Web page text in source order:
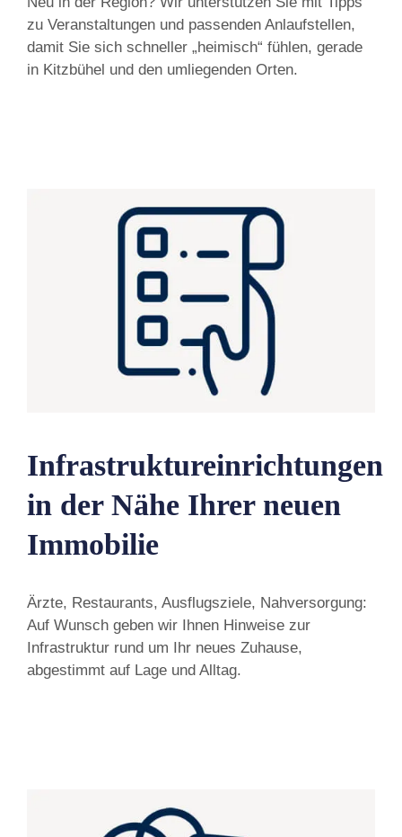
zu Veranstaltungen und passenden Anlaufstellen,
damit Sie sich schneller „heimisch“ fühlen, gerade
in Kitzbühel und den umliegenden Orten.
Infrastruktureinrichtungen
in der Nähe Ihrer neuen
Immobilie
Ärzte, Restaurants, Ausflugsziele, Nahversorgung:
Auf Wunsch geben wir Ihnen Hinweise zur
Infrastruktur rund um Ihr neues Zuhause,
abgestimmt auf Lage und Alltag.